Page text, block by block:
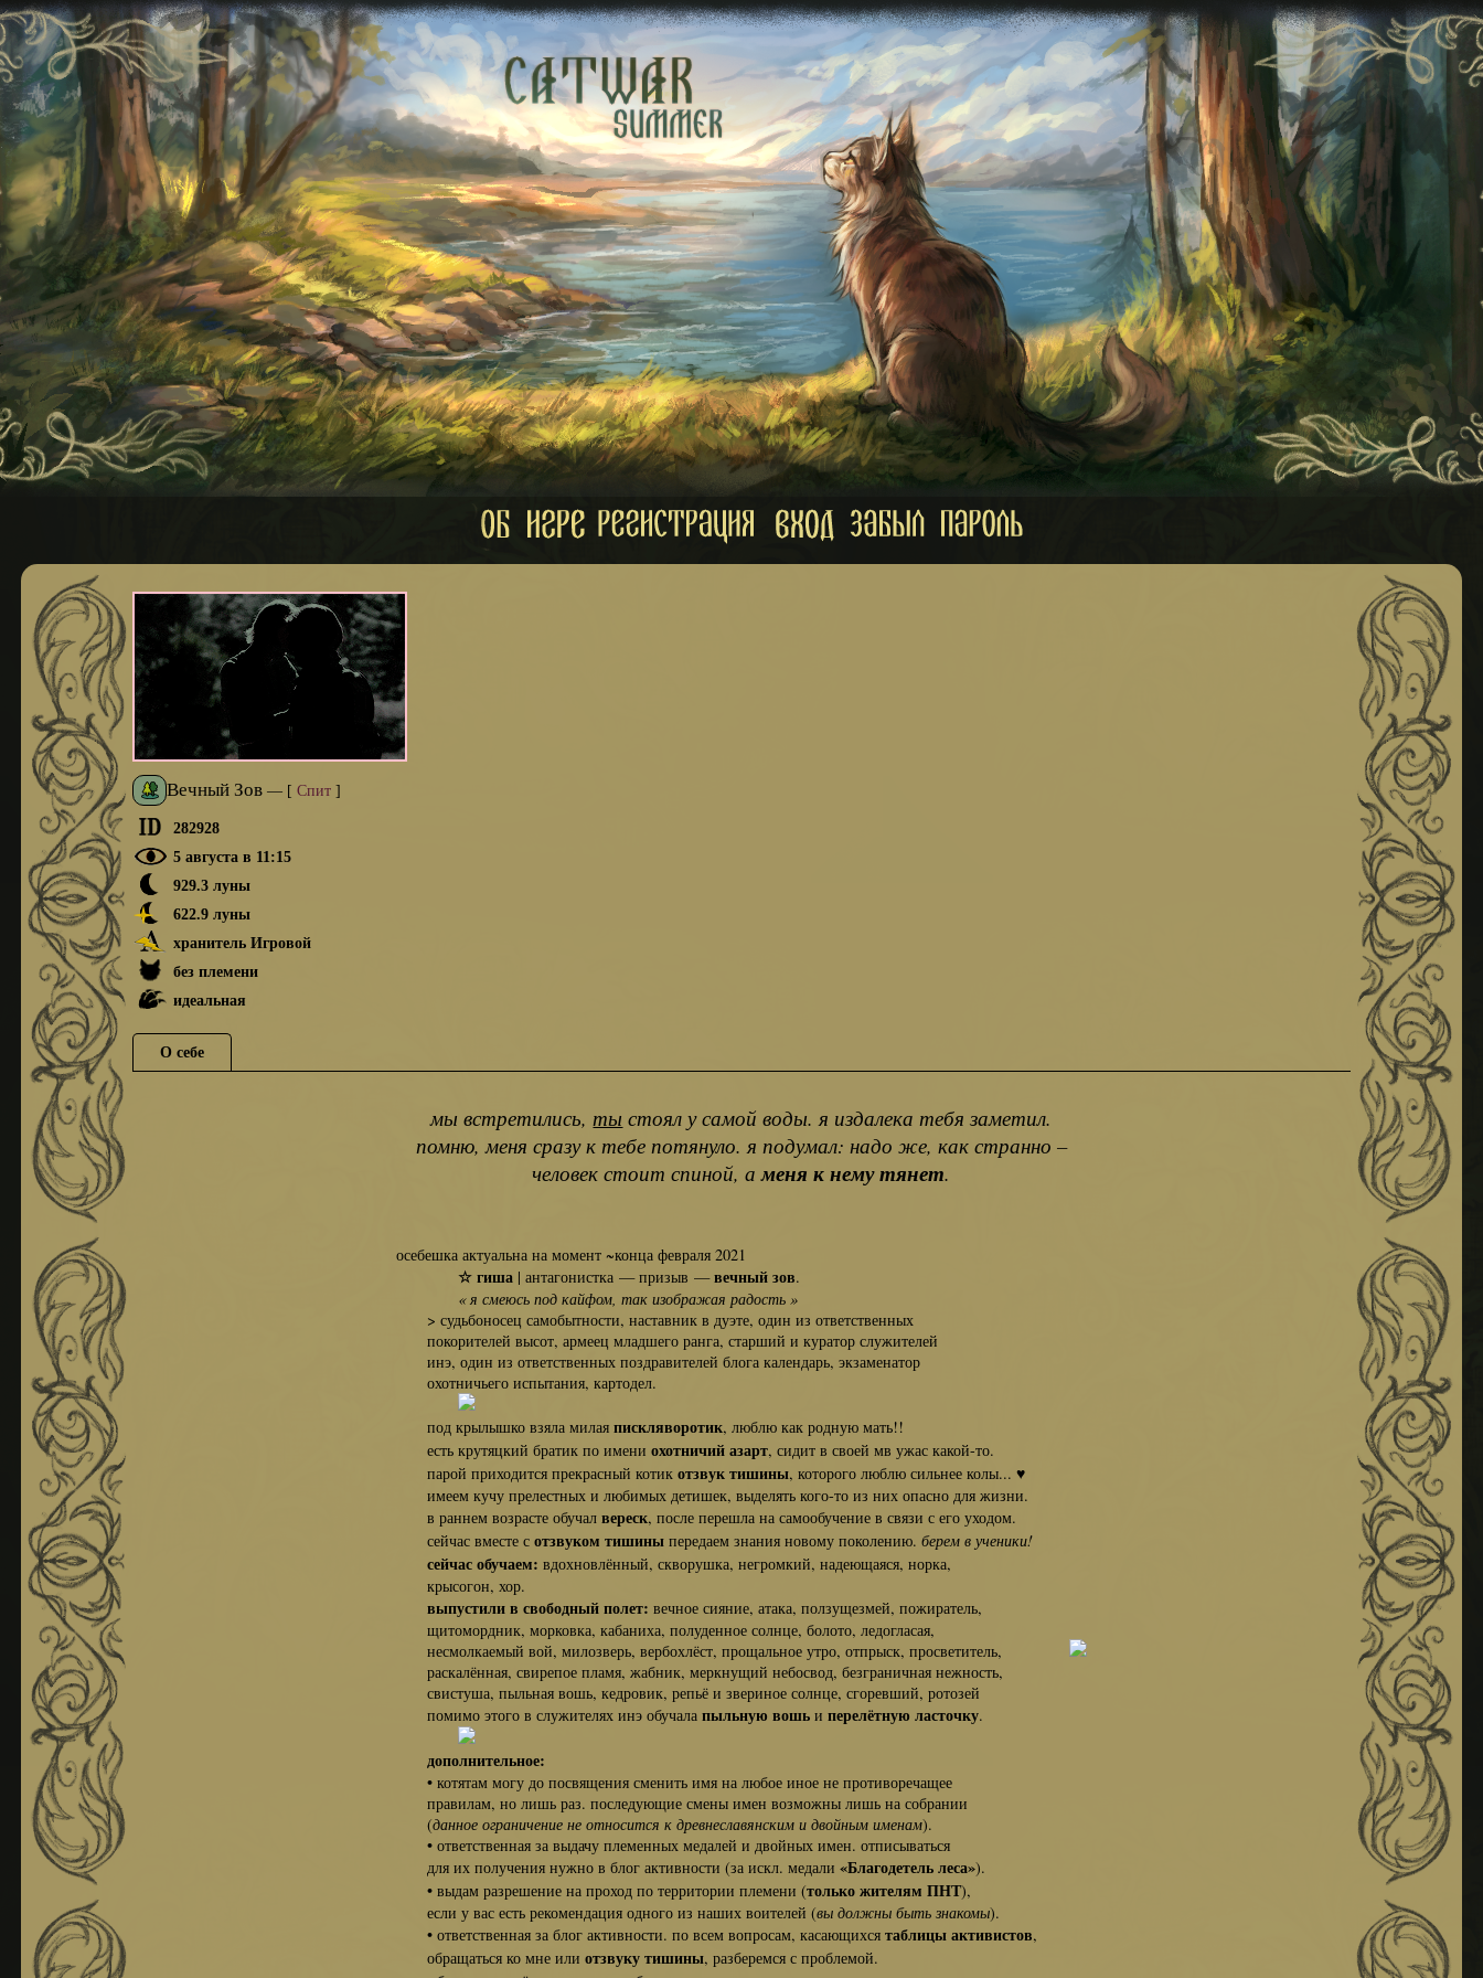
Вечный Зов— [ Спит]
282928
5 августа в 11:15
929.3 луны
622.9 луны
хранитель Игровой
без племени
идеальная
О себе
мы встретились, ты стоял у самой воды. я издалека тебя заметил.
помню, меня сразу к тебе потянуло. я подумал: надо же, как странно –
человек стоит спиной, аменя к нему тянет.
осебешка актуальна на момент ~конца февраля 2021
☆ гиша| антагонистка — призыв —вечный зов.
« я смеюсь под кайфом, так изображая радость »
> судьбоносец самобытности, наставник в дуэте, один из ответственных
покорителей высот, армеец младшего ранга, старший и куратор служителей
инэ, один из ответственных поздравителей блога календарь, экзаменатор
охотничьего испытания, картодел.
под крылышко взяла милая пискляворотик, люблю как родную мать!!
есть крутяцкий братик по имени охотничий азарт, сидит в своей мв ужас какой-то.
парой приходится прекрасный котик отзвук тишины, которого люблю сильнее колы... ♥
имеем кучу прелестных и любимых детишек, выделять кого-то из них опасно для жизни.
в раннем возрасте обучал вереск, после перешла на самообучение в связи с его уходом.
сейчас вместе с отзвуком тишиныпередаем знания новому поколению. берем в ученики!
сейчас обучаем: вдохновлённый, скворушка, негромкий, надеющаяся, норка,
крысогон, хор.
выпустили в свободный полет: вечное сияние, атака, ползущезмей, пожиратель,
щитомордник, морковка, кабаниха, полуденное солнце, болото, ледогласая,
несмолкаемый вой, милозверь, вербохлёст, прощальное утро, отпрыск, просветитель,
раскалённая, свирепое пламя, жабник, меркнущий небосвод, безграничная нежность,
свистуша, пыльная вошь, кедровик, репьё и звериное солнце, сгоревший, ротозей
помимо этого в служителях инэ обучала пыльную вошьи перелётную ласточку.
дополнительное:
• котятам могу до посвящения сменить имя на любое иное не противоречащее
правилам, но лишь раз. последующие смены имен возможны лишь на собрании
(данное ограничение не относится к древнеславянским и двойным именам).
• ответственная за выдачу племенных медалей и двойных имен. отписываться
для их получения нужно в блог активности (за искл. медали «Благодетель леса»).
• выдам разрешение на проход по территории племени (только жителям ПНТ),
если у вас есть рекомендация одного из наших воителей (вы должны быть знакомы).
• ответственная за блог активности. по всем вопросам, касающихся таблицы активистов,
обращаться ко мне или отзвуку тишины, разберемся с проблемой.